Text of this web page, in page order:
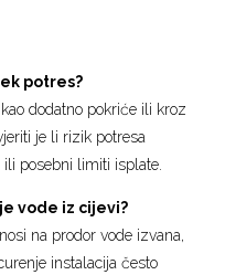
potres?
dodatno pokriće ili kroz
je li rizik potresa
posebni limiti isplate.
vode iz cijevi?
na prodor vode izvana,
instalacija često